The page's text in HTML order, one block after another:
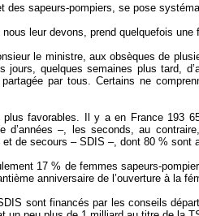
des sapeurs-pompiers, se pose
leur devons, prend quelquefois une
le ministre, aux obsèques de
jours, quelques semaines plus tard,
partagée par tous. Certains ne
plus favorables. Il y a en France 193
d’années –, les seconds, au
et de secours – SDIS –, dont 80 %
17 % de femmes sapeurs-
anniversaire de l’ouverture à la
sont financés par les conseils